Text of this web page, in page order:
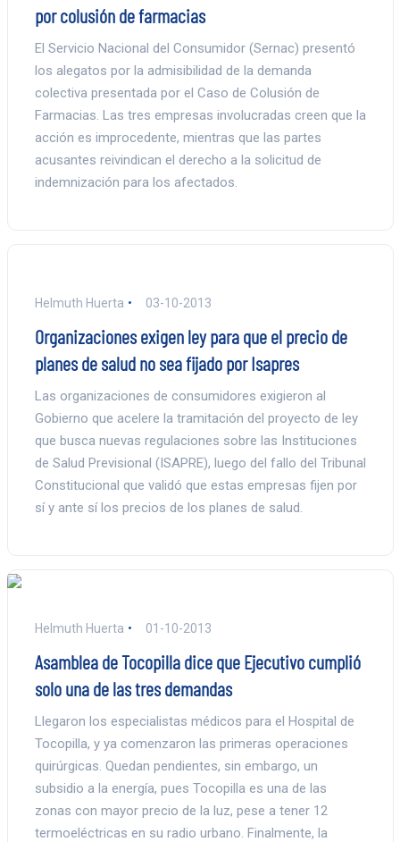
por colusión de farmacias
El Servicio Nacional del Consumidor (Sernac) presentó
los alegatos por la admisibilidad de la demanda
colectiva presentada por el Caso de Colusión de
Farmacias. Las tres empresas involucradas creen que la
acción es improcedente, mientras que las partes
acusantes reivindican el derecho a la solicitud de
indemnización para los afectados.
Helmuth Huerta 03-10-2013
Organizaciones exigen ley para que el precio de
planes de salud no sea fijado por Isapres
Las organizaciones de consumidores exigieron al
Gobierno que acelere la tramitación del proyecto de ley
que busca nuevas regulaciones sobre las Instituciones
de Salud Previsional (ISAPRE), luego del fallo del Tribunal
Constitucional que validó que estas empresas fijen por
sí y ante sí los precios de los planes de salud.
Helmuth Huerta 01-10-2013
Asamblea de Tocopilla dice que Ejecutivo cumplió
solo una de las tres demandas
Llegaron los especialistas médicos para el Hospital de
Tocopilla, y ya comenzaron las primeras operaciones
quirúrgicas. Quedan pendientes, sin embargo, un
subsidio a la energía, pues Tocopilla es una de las
zonas con mayor precio de la luz, pese a tener 12
termoeléctricas en su radio urbano. Finalmente, la